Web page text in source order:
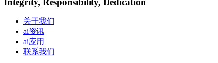
关于我们
ai资讯
ai应用
联系我们